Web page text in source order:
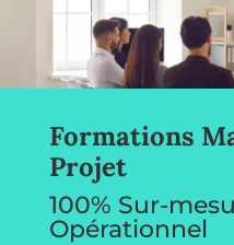
Formations
Projet
100% Sur-
Opérationnel